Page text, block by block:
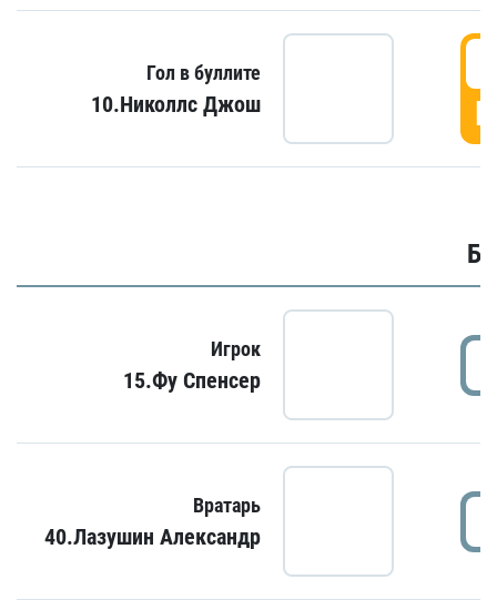
Гол в буллите
10.Николлс Джош
Игрок
15.Фу Спенсер
Вратарь
40.Лазушин Александр